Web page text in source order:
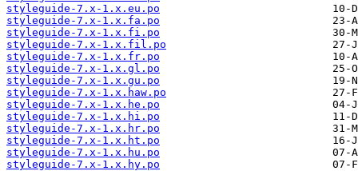
styleguide-7.x-1.x.eu.po
styleguide-7.x-1.x.fa.po
styleguide-7.x-1.x.fi.po
styleguide-7.x-1.x.fil.po
styleguide-7.x-1.x.fr.po
styleguide-7.x-1.x.gl.po
styleguide-7.x-1.x.gu.po
styleguide-7.x-1.x.haw.po
styleguide-7.x-1.x.he.po
styleguide-7.x-1.x.hi.po
styleguide-7.x-1.x.hr.po
styleguide-7.x-1.x.ht.po
styleguide-7.x-1.x.hu.po
styleguide-7.x-1.x.hy.po